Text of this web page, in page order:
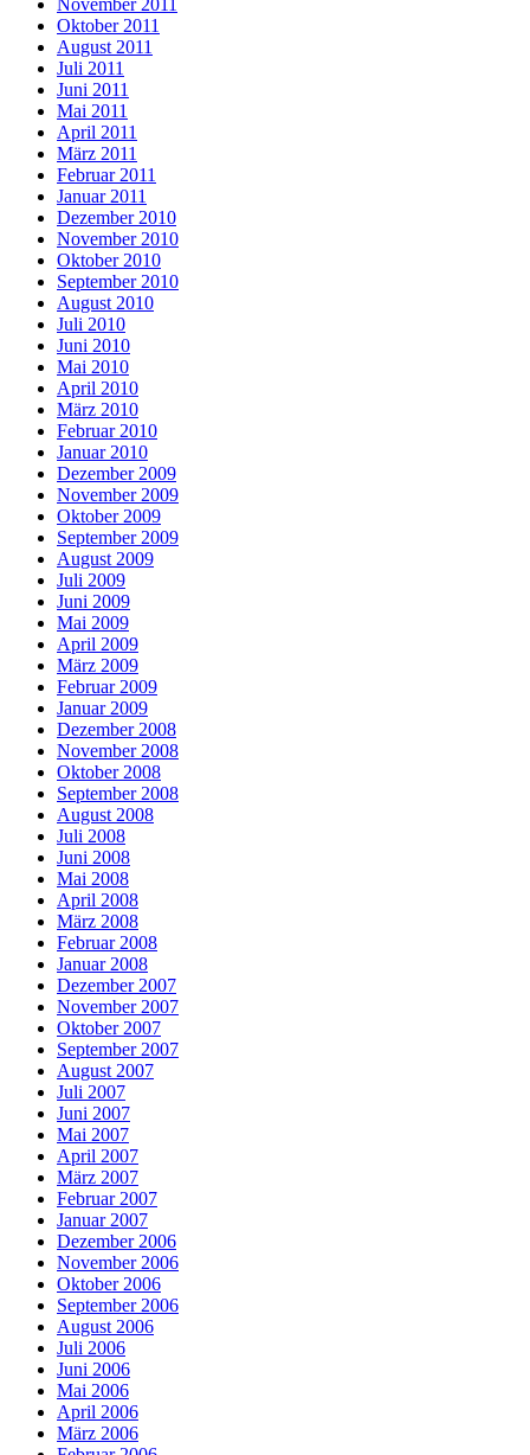
November 2011
Oktober 2011
August 2011
Juli 2011
Juni 2011
Mai 2011
April 2011
März 2011
Februar 2011
Januar 2011
Dezember 2010
November 2010
Oktober 2010
September 2010
August 2010
Juli 2010
Juni 2010
Mai 2010
April 2010
März 2010
Februar 2010
Januar 2010
Dezember 2009
November 2009
Oktober 2009
September 2009
August 2009
Juli 2009
Juni 2009
Mai 2009
April 2009
März 2009
Februar 2009
Januar 2009
Dezember 2008
November 2008
Oktober 2008
September 2008
August 2008
Juli 2008
Juni 2008
Mai 2008
April 2008
März 2008
Februar 2008
Januar 2008
Dezember 2007
November 2007
Oktober 2007
September 2007
August 2007
Juli 2007
Juni 2007
Mai 2007
April 2007
März 2007
Februar 2007
Januar 2007
Dezember 2006
November 2006
Oktober 2006
September 2006
August 2006
Juli 2006
Juni 2006
Mai 2006
April 2006
März 2006